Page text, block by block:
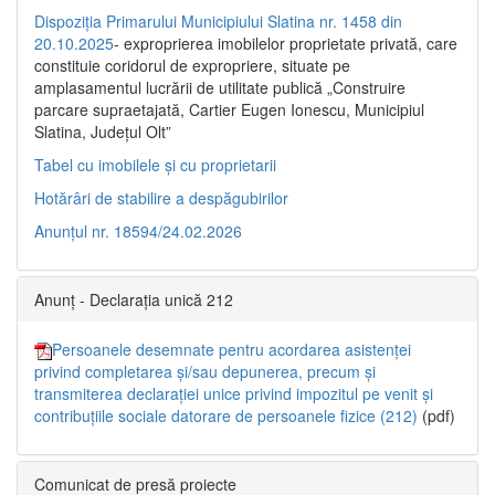
Dispoziția Primarului Municipiului Slatina nr. 1458 din
20.10.2025- exproprierea imobilelor proprietate privată, care
constituie coridorul de expropriere, situate pe
amplasamentul lucrării de utilitate publică „Construire
parcare supraetajată, Cartier Eugen Ionescu, Municipiul
Slatina, Județul Olt”
Tabel cu imobilele și cu proprietarii
Hotărâri de stabilire a despăgubirilor
Anunțul nr. 18594/24.02.2026
Anunț - Declarația unică 212
Persoanele desemnate pentru acordarea asistenței
privind completarea și/sau depunerea, precum și
transmiterea declarației unice privind impozitul pe venit și
contribuțiile sociale datorare de persoanele fizice (212) (pdf)
Comunicat de presă proiecte